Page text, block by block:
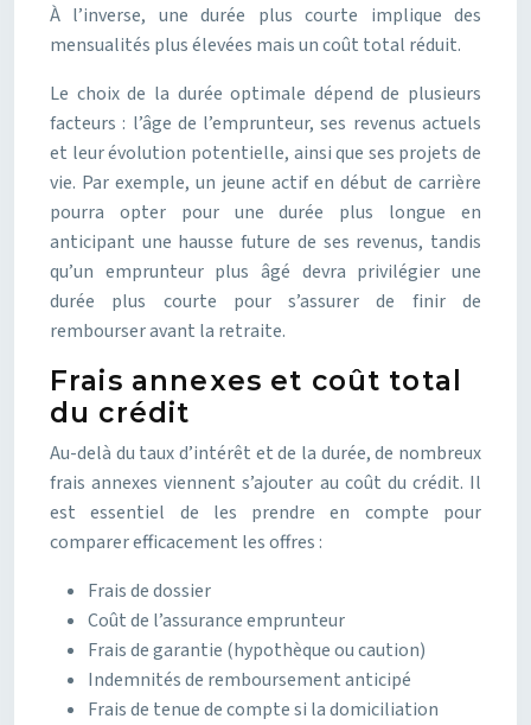
À l’inverse, une durée plus courte implique des
mensualités plus élevées mais un coût total réduit.
Le choix de la durée optimale dépend de plusieurs
facteurs : l’âge de l’emprunteur, ses revenus actuels
et leur évolution potentielle, ainsi que ses projets de
vie. Par exemple, un jeune actif en début de carrière
pourra opter pour une durée plus longue en
anticipant une hausse future de ses revenus, tandis
qu’un emprunteur plus âgé devra privilégier une
durée plus courte pour s’assurer de finir de
rembourser avant la retraite.
Frais annexes et coût total
du crédit
Au-delà du taux d’intérêt et de la durée, de nombreux
frais annexes viennent s’ajouter au coût du crédit. Il
est essentiel de les prendre en compte pour
comparer efficacement les offres :
Frais de dossier
Coût de l’assurance emprunteur
Frais de garantie (hypothèque ou caution)
Indemnités de remboursement anticipé
Frais de tenue de compte si la domiciliation